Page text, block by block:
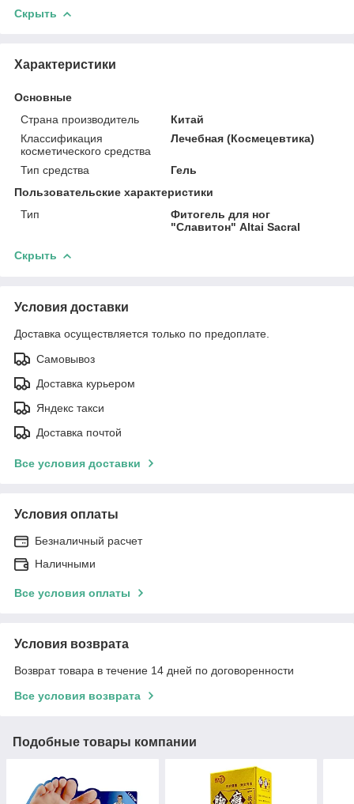
Скрыть
Характеристики
Основные
Страна производитель
Китай
Классификация
косметического средства
Лечебная (Космецевтика)
Тип средства
Гель
Пользовательские характеристики
Тип
Фитогель для ног
"Славитон" Altai Sacral
Скрыть
Условия доставки
Доставка осуществляется только по предоплате.
Самовывоз
Доставка курьером
Яндекс такси
Доставка почтой
Все условия доставки
Условия оплаты
Безналичный расчет
Наличными
Все условия оплаты
Условия возврата
Возврат товара в течение 14 дней по договоренности
Все условия возврата
Подобные товары компании